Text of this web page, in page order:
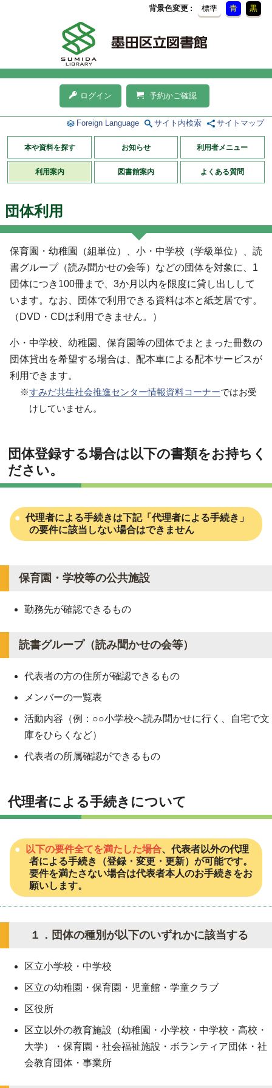
背景色変更 標準 青 黒
ログイン 予約かご確認
Foreign Language サイト内検索 サイトマップ
本や資料を探す お知らせ 利用者メニュー
利用案内 図書館案内 よくある質問
団体利用
保育園・幼稚園（組単位）、小・中学校（学級単位）、読
書グループ（読み聞かせの会等）などの団体を対象に、1
団体につき100冊まで、3か月以内を限度に貸し出しして
います。なお、団体で利用できる資料は本と紙芝居です。
（DVD・CDは利用できません。）
小・中学校、幼稚園、保育園等の団体でまとまった冊数の
団体貸出を希望する場合は、配本車による配本サービスが
利用できます。
※すみだ共生社会推進センター情報資料コーナーではお受
けしていません。
団体登録する場合は以下の書類をお持ちく
ださい。
代理者による手続きは下記「代理者による手続き」
の要件に該当しない場合はできません
保育園・学校等の公共施設
勤務先が確認できるもの
読書グループ（読み聞かせの会等）
代表者の方の住所が確認できるもの
メンバーの一覧表
活動内容（例：○○小学校へ読み聞かせに行く、自宅で文
庫をひらくなど）
代表者の所属確認ができるもの
代理者による手続きについて
以下の要件全てを満たした場合、代表者以外の代理
者による手続き（登録・変更・更新）が可能です。
要件を満たさない場合は代表者本人のお手続きをお
願いします。
１．団体の種別が以下のいずれかに該当する
区立小学校・中学校
区立の幼稚園・保育園・児童館・学童クラブ
区役所
区立以外の教育施設（幼稚園・小学校・中学校・高校・
大学）・保育園・社会福祉施設・ボランティア団体・社
会教育団体・事業所